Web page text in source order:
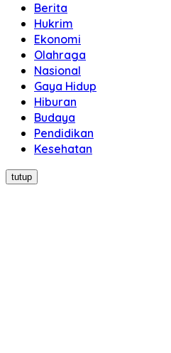
Berita
Hukrim
Ekonomi
Olahraga
Nasional
Gaya Hidup
Hiburan
Budaya
Pendidikan
Kesehatan
tutup